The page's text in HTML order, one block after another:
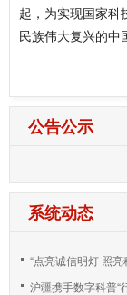
起，为实现国家科
民族伟大复兴的中
公告公示
系统动态
“点亮诚信明灯 照
沪疆携手数字科普“